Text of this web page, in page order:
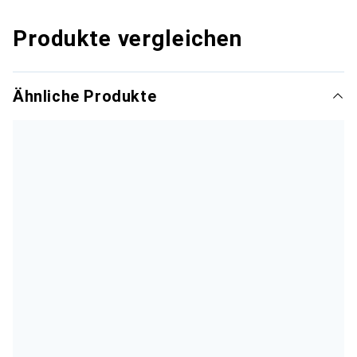
Produkte vergleichen
Ähnliche Produkte